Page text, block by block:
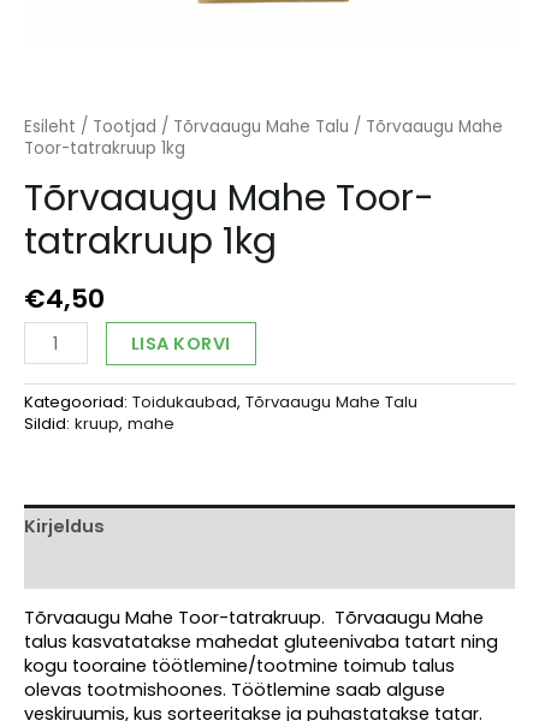
Esileht / Tootjad / Tõrvaaugu Mahe Talu / Tõrvaaugu Mahe
Toor-tatrakruup 1kg
Tõrvaaugu Mahe Toor-
tatrakruup 1kg
€4,50
Tõrvaaugu
Mahe
Toor-
tatrakruup
1kg
LISA KORVI
Alternative:
Kategooriad: Toidukaubad, Tõrvaaugu Mahe Talu
Sildid: kruup, mahe
Kirjeldus
Tõrvaaugu Mahe Toor-tatrakruup. Tõrvaaugu Mahe
talus kasvatatakse mahedat gluteenivaba tatart ning
kogu tooraine töötlemine/tootmine toimub talus
olevas tootmishoones. Töötlemine saab alguse
veskiruumis, kus sorteeritakse ja puhastatakse tatar.